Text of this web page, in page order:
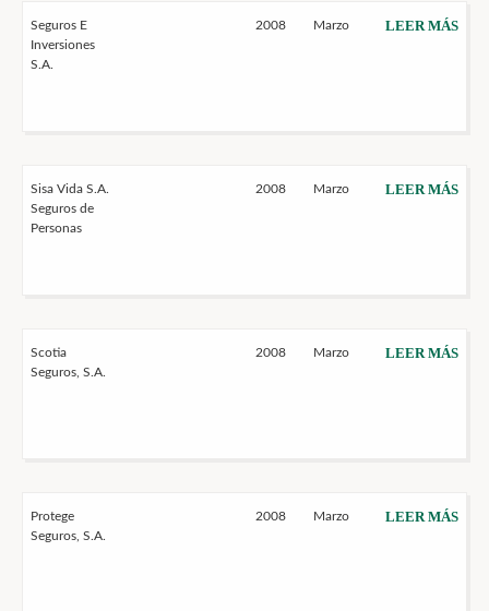
Seguros E
Inversiones
S.A.
2008 Marzo LEER MÁS
Sisa Vida S.A.
Seguros de
Personas
2008 Marzo LEER MÁS
Scotia
Seguros, S.A.
2008 Marzo LEER MÁS
Protege
Seguros, S.A.
2008 Marzo LEER MÁS